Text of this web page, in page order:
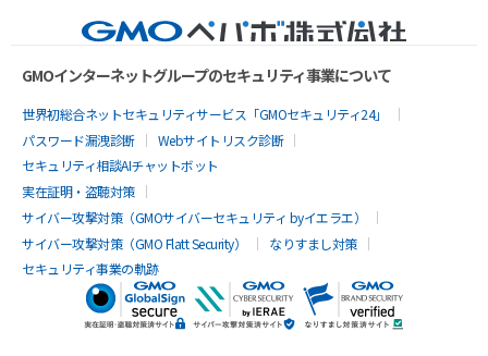
GMOインターネットグループのセキュリティ事業について
世界初総合ネットセキュリティサービス「GMOセキュリティ24」
パスワード漏洩診断
Webサイトリスク診断
セキュリティ相談AIチャットボット
実在証明・盗聴対策
サイバー攻撃対策（GMOサイバーセキュリティ byイエラエ）
サイバー攻撃対策（GMO Flatt Security）
なりすまし対策
セキュリティ事業の軌跡